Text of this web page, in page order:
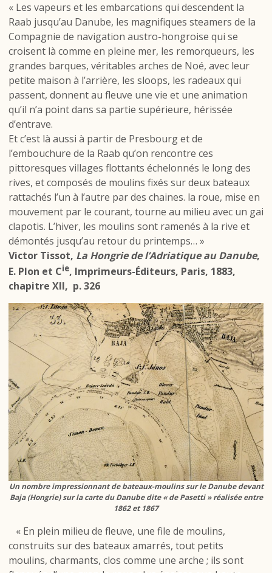
« Les vapeurs et les embarcations qui descendent la
Raab jusqu’au Danube, les magnifiques steamers de la
Compagnie de navigation austro-hongroise qui se
croisent là comme en pleine mer, les remorqueurs, les
grandes barques, véritables arches de Noé, avec leur
petite maison à l’arrière, les sloops, les radeaux qui
passent, donnent au fleuve une vie et une animation
qu’il n’a point dans sa partie supérieure, hérissée
d’entrave.
Et c’est là aussi à partir de Presbourg et de
l’embouchure de la Raab qu’on rencontre ces
pittoresques villages flottants échelonnés le long des
rives, et composés de moulins fixés sur deux bateaux
rattachés l’un à l’autre par des chaines. la roue, mise en
mouvement par le courant, tourne au milieu avec un gai
clapotis. L’hiver, les moulins sont ramenés à la rive et
démontés jusqu’au retour du printemps… »
Victor Tissot, La Hongrie de l’Adriatique au Danube,
E. Plon et Cie, Imprimeurs-Éditeurs, Paris, 1883,
chapitre XII, p. 326
Un nombre impressionnant de bateaux-moulins sur le Danube devant
Baja (Hongrie) sur la carte du Danube dite « de Pasetti » réalisée entre
1862 et 1867
« En plein milieu de fleuve, une file de moulins,
construits sur des bateaux amarrés, tout petits
moulins, charmants, clos comme une arche ; ils sont